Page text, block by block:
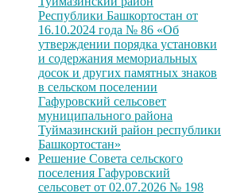
Республики Башкортостан от
16.10.2024 года № 86 «Об
утверждении порядка установки
и содержания мемориальных
досок и других памятных знаков
в сельском поселении
Гафуровский сельсовет
муниципального района
Туймазинский район республики
Башкортостан»
Решение Совета сельского
поселения Гафуровский
сельсовет от 02.07.2026 № 198